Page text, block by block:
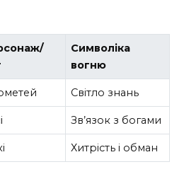
Символіка
вогню
Світло знань
Зв’язок з богами
Хитрість і обман